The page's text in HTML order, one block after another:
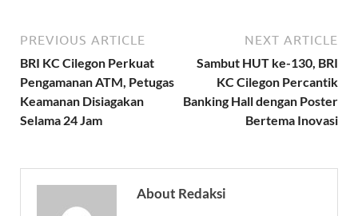
PREVIOUS ARTICLE
BRI KC Cilegon Perkuat
Pengamanan ATM, Petugas
Keamanan Disiagakan
Selama 24 Jam
NEXT ARTICLE
Sambut HUT ke-130, BRI
KC Cilegon Percantik
Banking Hall dengan Poster
Bertema Inovasi
About Redaksi